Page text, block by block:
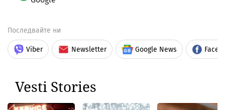
Последвайте ни
Viber Newsletter Google News
Vesti Stories